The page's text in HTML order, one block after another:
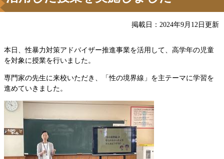
掲載日：2024年9月12日更新
本日、性暴力対策アドバイザー推進事業を活用して、高学年の児童
を対象に授業を行いました。
専門家の先生に来校いただき、「性の境界線」を主テーマに学習を
進めていきました。